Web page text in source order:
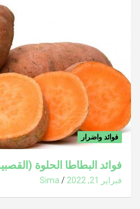
فوائد واضرار
فوائد البطاطا الحلوة
فبراير 21, 2022 Sima